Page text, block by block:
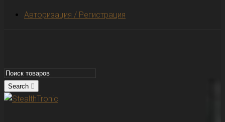
Авторизация / Регистрация
Search